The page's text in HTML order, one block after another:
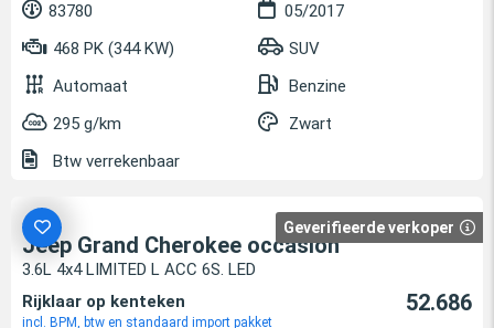
83780
05/2017
468 PK (344 KW)
SUV
Automaat
Benzine
295 g/km
Zwart
Btw verrekenbaar
Geverifieerde verkoper
Jeep Grand Cherokee occasion
3.6L 4x4 LIMITED L ACC 6S. LED
Rijklaar op kenteken
incl. BPM, btw en standaard import pakket
52.686